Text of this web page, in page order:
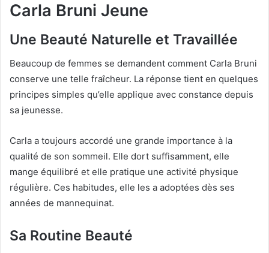
Carla Bruni Jeune
Une Beauté Naturelle et Travaillée
Beaucoup de femmes se demandent comment Carla Bruni
conserve une telle fraîcheur. La réponse tient en quelques
principes simples qu’elle applique avec constance depuis
sa jeunesse.
Carla a toujours accordé une grande importance à la
qualité de son sommeil. Elle dort suffisamment, elle
mange équilibré et elle pratique une activité physique
régulière. Ces habitudes, elle les a adoptées dès ses
années de mannequinat.
Sa Routine Beauté